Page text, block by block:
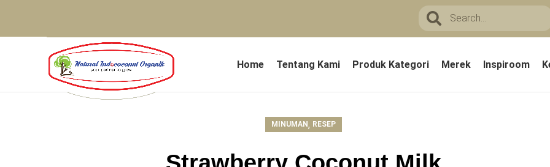
Home Tentang Kami Produk Kategori Merek Inspiroom
MINUMAN, RESEP